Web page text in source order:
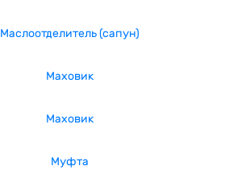
Маслоотделитель (сапун)
Маховик
Маховик
Муфта